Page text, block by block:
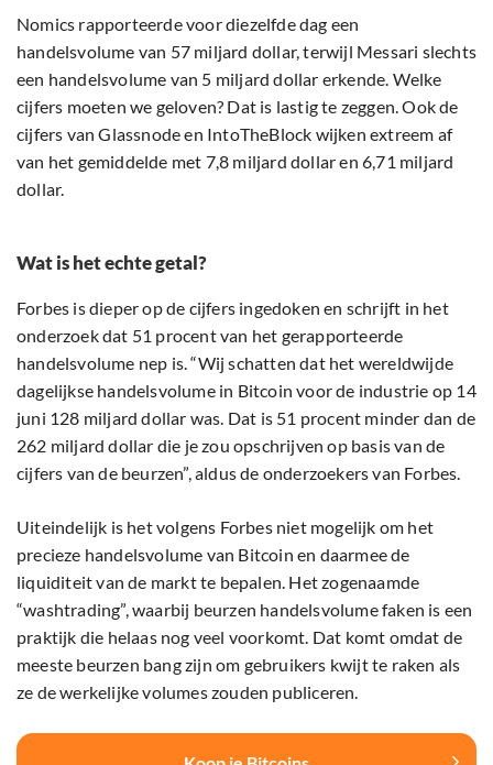
Nomics rapporteerde voor diezelfde dag een
handelsvolume van 57 miljard dollar, terwijl Messari slechts
een handelsvolume van 5 miljard dollar erkende. Welke
cijfers moeten we geloven? Dat is lastig te zeggen. Ook de
cijfers van Glassnode en IntoTheBlock wijken extreem af
van het gemiddelde met 7,8 miljard dollar en 6,71 miljard
dollar.
Wat is het echte getal?
Forbes is dieper op de cijfers ingedoken en schrijft in het
onderzoek dat 51 procent van het gerapporteerde
handelsvolume nep is. “Wij schatten dat het wereldwijde
dagelijkse handelsvolume in Bitcoin voor de industrie op 14
juni 128 miljard dollar was. Dat is 51 procent minder dan de
262 miljard dollar die je zou opschrijven op basis van de
cijfers van de beurzen”, aldus de onderzoekers van Forbes.
Uiteindelijk is het volgens Forbes niet mogelijk om het
precieze handelsvolume van Bitcoin en daarmee de
liquiditeit van de markt te bepalen. Het zogenaamde
“washtrading”, waarbij beurzen handelsvolume faken is een
praktijk die helaas nog veel voorkomt. Dat komt omdat de
meeste beurzen bang zijn om gebruikers kwijt te raken als
ze de werkelijke volumes zouden publiceren.